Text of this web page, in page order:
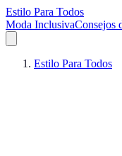
Estilo Para Todos
Moda InclusivaConsejos
Estilo Para Todos